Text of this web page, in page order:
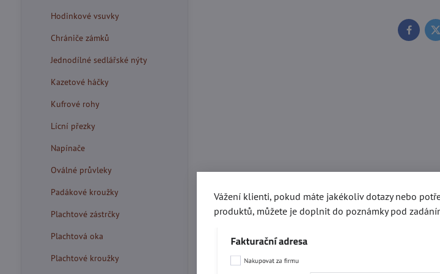
Hodinkové vsuvky
Chrániče zámků
Jednodílné sedlářské nýty
Kazetové háčky
Kufrové rohy
Lícní přezky
Napínače
Oválné průvleky
Padákové kroužky
Plachtové zástrčky
Plachtová oka
Plachtové kroužky
Vážení klienti, pokud máte jakékoliv dotazy nebo
produktů, můžete je doplnit do poznámky pod